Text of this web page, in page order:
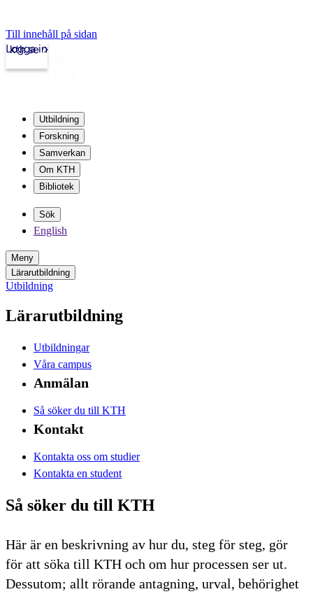
Till innehåll på sidan
kth.se
Logga in
Utbildning
Forskning
Samverkan
Om KTH
Bibliotek
Sök
English
Meny
Lärarutbildning
Utbildning
Lärarutbildning
Utbildningar
Våra campus
Anmälan
Så söker du till KTH
Kontakt
Kontakta oss om studier
Kontakta en student
Så söker du till KTH
Här är en beskrivning av hur du, steg för steg, gör
för att söka till KTH och om hur processen ser ut.
Dessutom; allt rörande antagning, urval, behörighet